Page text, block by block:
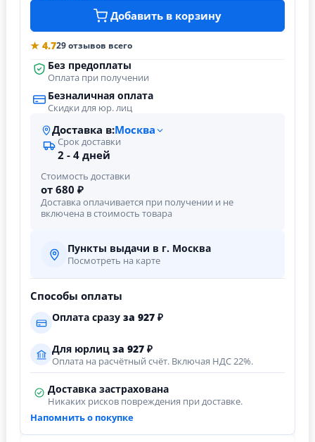
Добавить в корзину
★ 4.729 отзывов всего
Без предоплаты
Оплата при получении
Безналичная оплата
Скидки для юр. лиц
Доставка в:Москва
Срок доставки
2 - 4 дней
Стоимость доставки
от 680 ₽
Доставка оплачивается при получении и не
включена в стоимость товара
Пункты выдачи в г. Москва
Посмотреть на карте
Способы оплаты
Оплата сразу за 927 ₽
Для юрлиц за 927 ₽
Оплата на расчётный счёт. Включая НДС 22%.
Доставка застрахована
Никаких рисков повреждения при доставке.
Напомнить о покупке